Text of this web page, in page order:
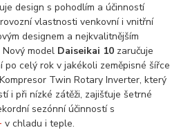
design s pohodlím a účinností
vlastnosti venkovní i vnitřní
designem a nejkvalitnějším
model Daiseikai 10 zaručuje
celý rok v jakékoli zeměpisné šířce
Twin Rotary Inverter, který
i při nízké zátěži, zajišťuje šetrné
sezónní účinností s
v chladu i teple.